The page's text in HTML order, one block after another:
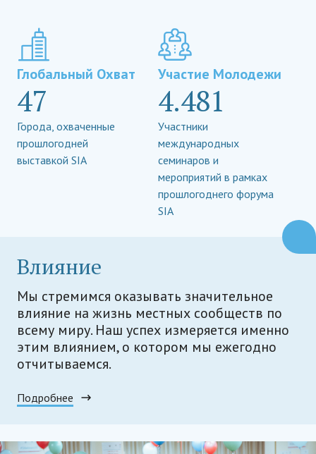
Глобальный Охват
47
Города, охваченные
прошлогодней
выставкой SIA
Участие Молодежи
4.481
Участники
международных
семинаров и
мероприятий в рамках
прошлогоднего форума
SIA
Влияние
Мы стремимся оказывать значительное
влияние на жизнь местных сообществ по
всему миру. Наш успех измеряется именно
этим влиянием, о котором мы ежегодно
отчитываемся.
Подробнее